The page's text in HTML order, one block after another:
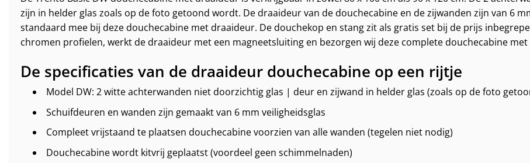
zijn in helder glas zoals op de foto getoond wordt. De draaideur van de douchecabine en de zijwanden zijn van 6
standaard mee bij deze douchecabine met draaideur. De douchekop en stang zit als gratis set bij de prijs
chromen profielen, werkt de draaideur met een magneetsluiting en bezorgen wij deze complete douchecabine
De specificaties van de draaideur douchecabine op een rijtje
Model DW: 2 witte achterwanden niet doorzichtig glas | deur en zijwand in helder glas (zoals op de foto
Schuifdeuren en wanden zijn gemaakt van 6 mm veiligheidsglas
Compleet vrijstaand te plaatsen douchecabine voorzien van alle wanden (tegelen niet nodig)
Douchecabine wordt kitvrij geplaatst (voordeel geen schimmelnaden)